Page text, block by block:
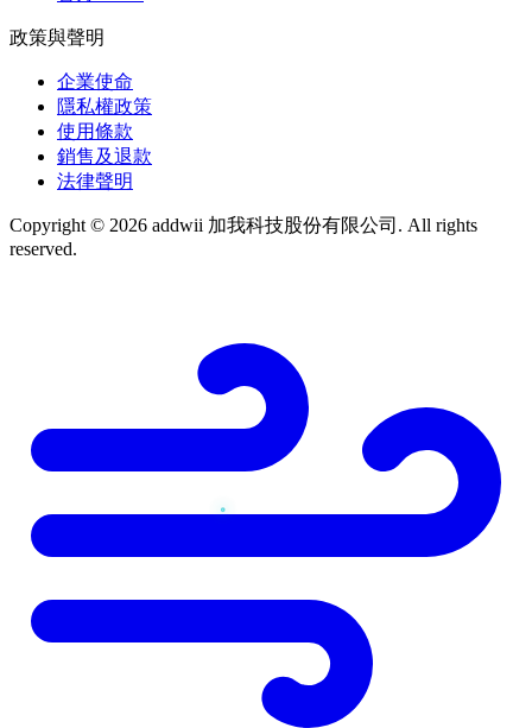
政策與聲明
企業使命
隱私權政策
使用條款
銷售及退款
法律聲明
Copyright © 2026 addwii 加我科技股份有限公司. All rights
reserved.